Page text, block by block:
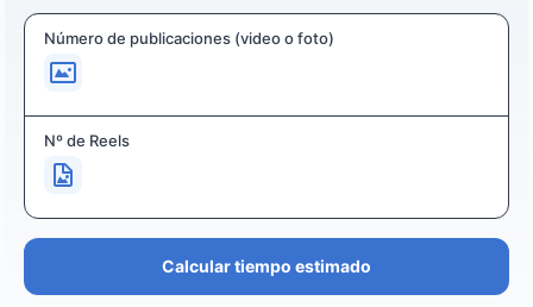
Número de publicaciones (video o foto)
Nº de Reels
Calcular tiempo estimado